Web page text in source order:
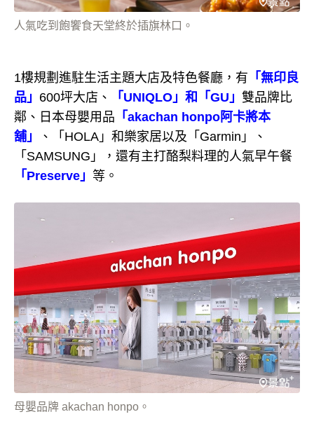
人氣吃到飽饗食天堂終於插旗林口。
1樓規劃進駐生活主題大店及特色餐廳，有 「無印良
品」 600坪大店、 「UNIQLO」和「GU」 雙品牌比
鄰、日本母嬰用品 「akachan honpo阿卡將本
舖」
、「HOLA」和樂家居以及「Garmin」、
「SAMSUNG」，還有主打酪梨料理的人氣早午餐
「Preserve」 等。
母嬰品牌 akachan honpo。